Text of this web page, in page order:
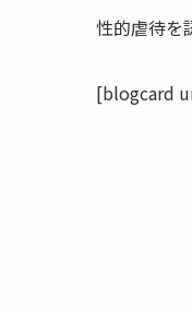
性的虐待を
[blogcard